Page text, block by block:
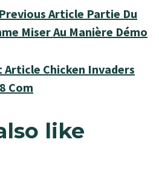
Previous Article Partie Du
Miser Au Manière Démo
Article Chicken Invaders
Com
like